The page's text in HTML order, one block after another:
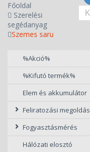
Főoldal
Szerelési
segédanyag
Szemes saru
%Akció%
%Kifutó termék%
Elem és akkumulátor
Feliratozási megoldás
Fogyasztásmérés
Hálózati elosztó